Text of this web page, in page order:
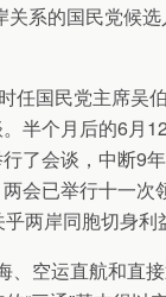
关系的国民党候
任国民党主席吴
半个月后的6月
了会谈，中断9
会已举行十一次
两岸同胞切身利
、空运直航和直